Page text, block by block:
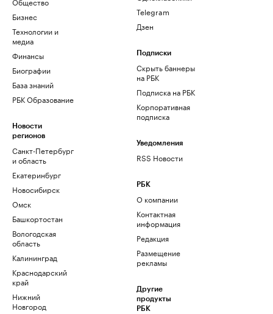
Бизнес
Технологии и
медиа
Финансы
Биографии
База знаний
РБК Образование
Новости
регионов
Санкт-Петербург
и область
Екатеринбург
Новосибирск
Омск
Башкортостан
Вологодская
область
Калининград
Краснодарский
край
Нижний
Новгород
Telegram
Дзен
Подписки
Скрыть баннеры
на РБК
Подписка на РБК
Корпоративная
подписка
Уведомления
RSS Новости
РБК
О компании
Контактная
информация
Редакция
Размещение
рекламы
Другие
продукты
РБК